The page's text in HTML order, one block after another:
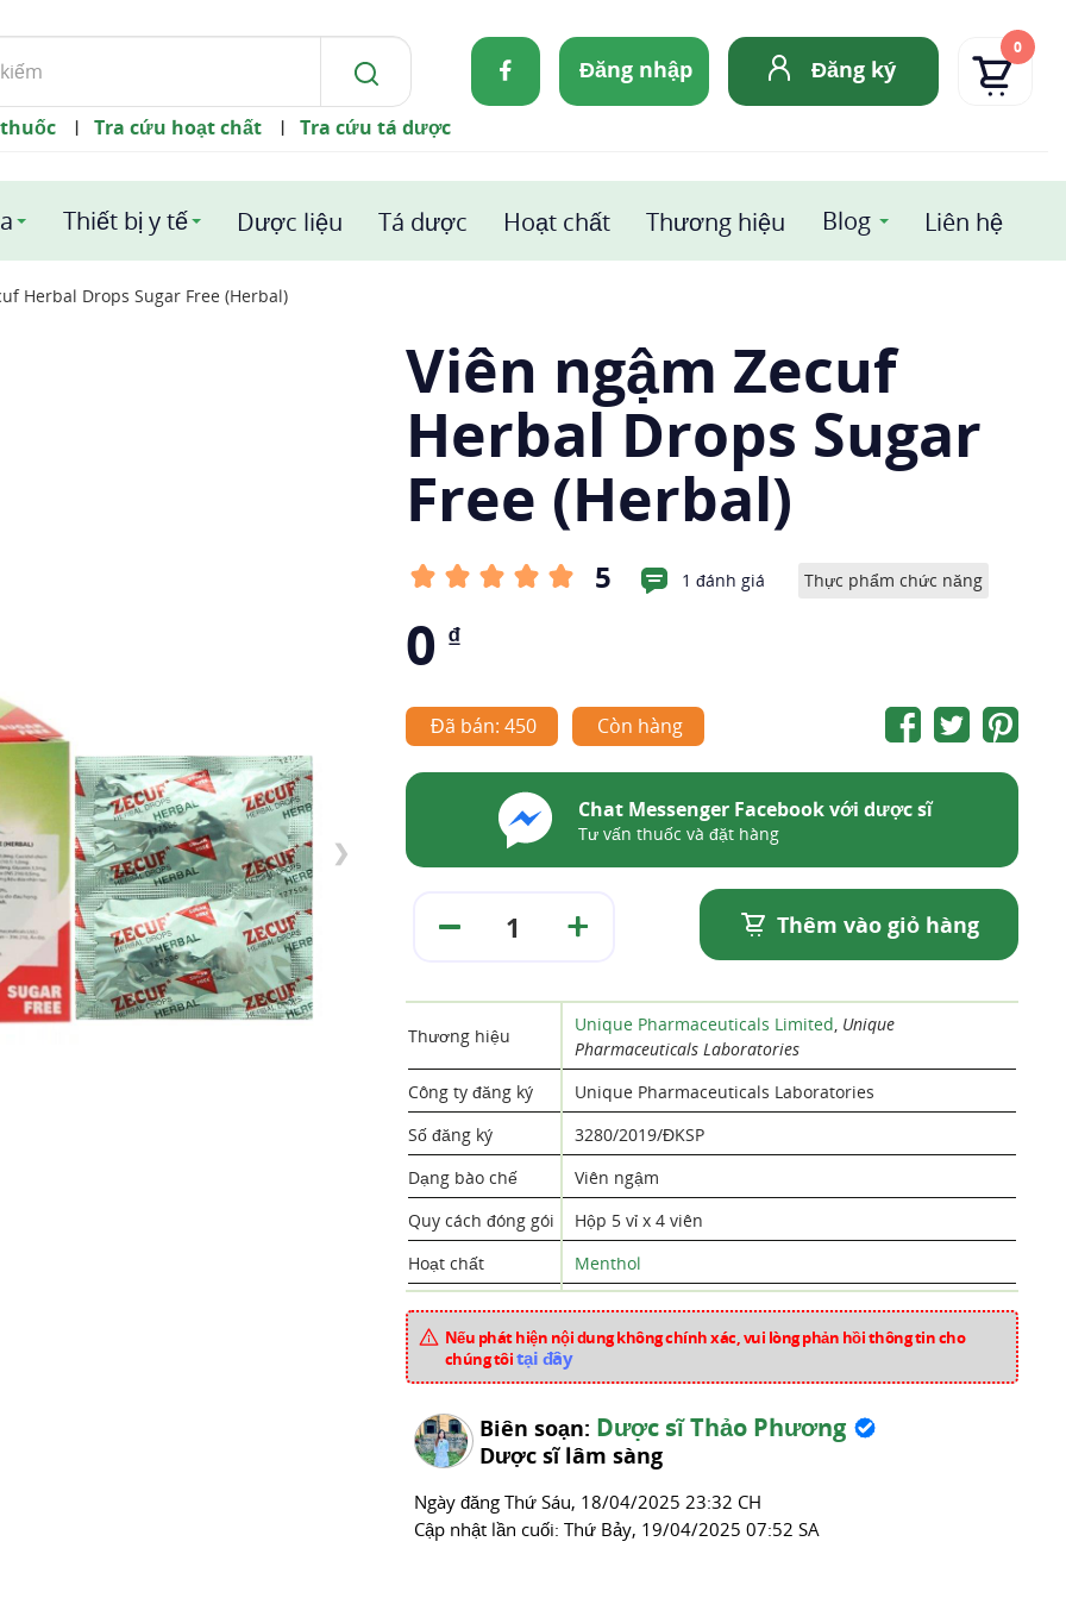
Đăng nhập Đăng ký
0
| Tra cứu hoạt chất | Tra cứu tá dược
Thiết bị y tế Dược liệu Tá dược Hoạt chất Thương hiệu Blog Liên hệ
Herbal Drops Sugar Free (Herbal)
❯
Viên ngậm Zecuf
Herbal Drops Sugar
Free (Herbal)
5 1 đánh giá Thực phẩm chức năng
0 ₫
Đã bán: 450 Còn hàng
Chat Messenger Facebook với dược sĩ
Tư vấn thuốc và đặt hàng
Thêm vào giỏ hàng
Thương hiệu
Unique Pharmaceuticals Limited, Unique
Pharmaceuticals Laboratories
Công ty đăng ký
Unique Pharmaceuticals Laboratories
Số đăng ký
3280/2019/ĐKSP
Dạng bào chế
Viên ngậm
Quy cách đóng gói
Hộp 5 vỉ x 4 viên
Hoạt chất
Menthol
Dược liệu
Gừng (Khương - Zingiber officinale),Cam Thảo Bắc
(Glycyrrhiza spp. Fabaceae),Me Rừng (Lý Gai -
Mã sản phẩm
nn192
Nếu phát hiện nội dung không chính xác, vui lòng phản hồi thông tin cho
chúng tôitại đây
Biên soạn: Dược sĩ Thảo Phương
Dược sĩ lâm sàng
Ngày đăng Thứ Sáu, 18/04/2025 23:32 CH
Cập nhật lần cuối: Thứ Bảy, 19/04/2025 07:52 SA